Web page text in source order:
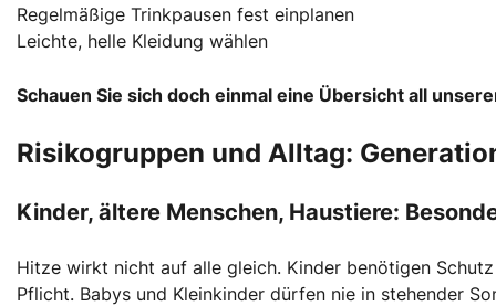
Regelmäßige Trinkpausen fest einplanen
Leichte, helle Kleidung wählen
Schauen Sie sich doch einmal eine Übersicht all
Risikogruppen und Alltag:
Kinder, ältere Menschen, Haustiere:
Hitze wirkt nicht auf alle gleich. Kinder benötigen
Pflicht. Babys und Kleinkinder dürfen nie in stehender